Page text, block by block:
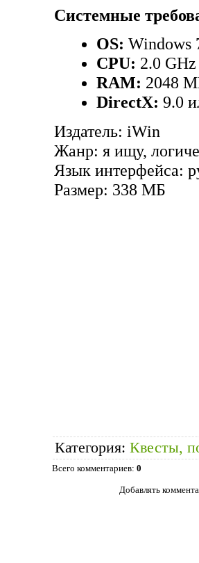
Системные
OS: Windows
CPU: 2.0 GHz
RAM: 2048
DirectX: 9.0
Издатель: iWin
Жанр: я ищу,
Язык интерфейса:
Размер: 338 МБ
Категория: Квесты,
Всего комментариев: 0
Добавлять